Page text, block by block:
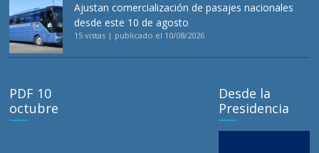
Ajustan comercialización de pasajes nacionales
desde este 10 de agosto
15 vistas | publicado el 10/08/2026
PDF 10
octubre
Desde la
Presidencia